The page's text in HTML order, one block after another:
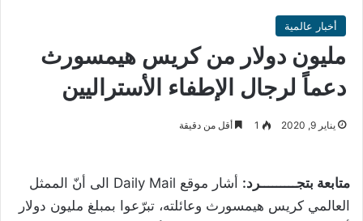
أخبار عالمية
مليون دولار من كريس هيمسورث
دعماً لرجال الإطفاء الأستراليين
يناير 9, 2020 1 أقل من دقيقة
متابعة بتجـــــــــرد:
أشار موقع Daily Mail الى أنّ الممثل
العالمي كريس هيمسورث وعائلته، تبرّعوا بمبلغ مليون دولار